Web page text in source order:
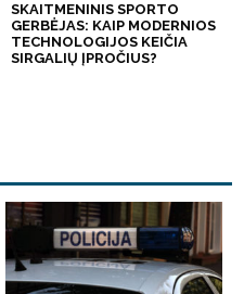
SKAITMENINIS SPORTO
GERBĖJAS: KAIP MODERNIOS
TECHNOLOGIJOS KEIČIA
SIRGALIŲ ĮPROČIUS?